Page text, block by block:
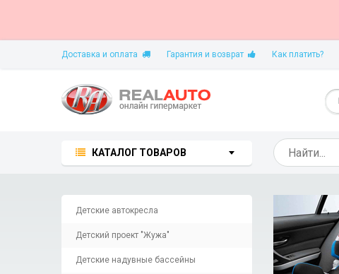
Доставка и оплата Гарантия и возврат Как платить?
КАТАЛОГ ТОВАРОВ
Детские автокресла
Детский проект "Жужа"
Детские надувные бассейны